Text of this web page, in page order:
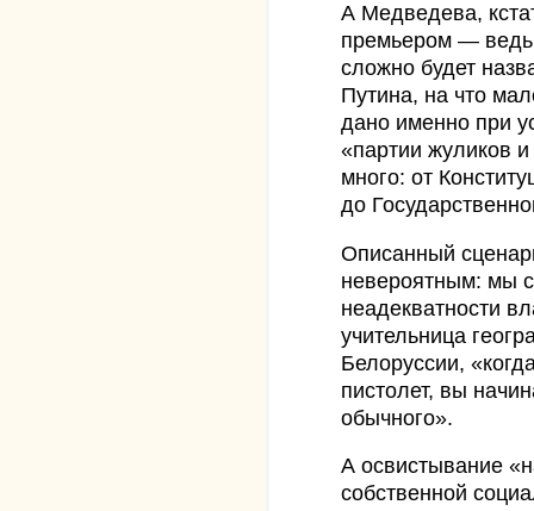
А Медведева,
премьером — ведь
сложно будет
Путина, на что
дано именно при
«партии жуликов
много: от
до
Описанный
невероятным: мы
неадекватности
учительница
Белоруссии,
пистолет, вы
обычного».
А освистывание
собственной